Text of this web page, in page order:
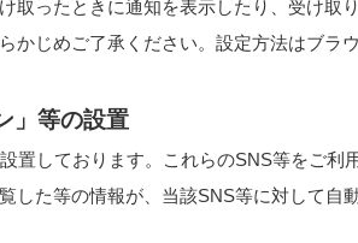
ったときに通知を表示したり、受け取
じめご了承ください。設定方法はブラ
」等の設置
しております。これらのSNS等をご利
した等の情報が、当該SNS等に対して自